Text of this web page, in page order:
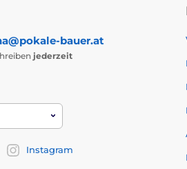
bauer.at
jederzeit
Instagram